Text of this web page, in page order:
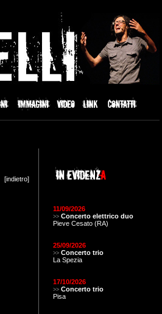
[indietro]
11/09/2026
>> Concerto elettrico duo
Pieve Cesato (RA)
25/09/2026
>> Concerto trio
La Spezia
17/10/2026
>> Concerto trio
Pisa